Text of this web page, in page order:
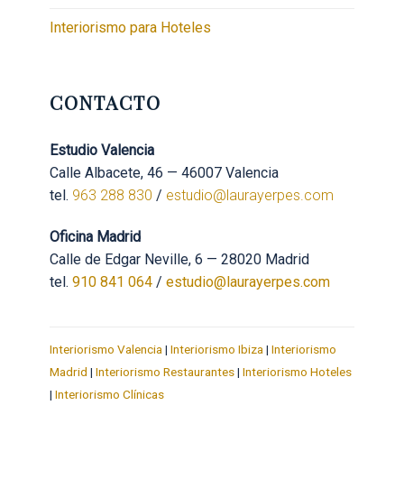
Interiorismo para Hoteles
CONTACTO
Estudio Valencia
Calle Albacete, 46 — 46007 Valencia
tel. 963 288 830 / estudio@laurayerpes.com
Oficina Madrid
Calle de Edgar Neville, 6 — 28020 Madrid
tel. 910 841 064/ estudio@laurayerpes.com
Interiorismo Valencia | Interiorismo Ibiza | Interiorismo
Madrid | Interiorismo Restaurantes| Interiorismo Hoteles
| Interiorismo Clínicas